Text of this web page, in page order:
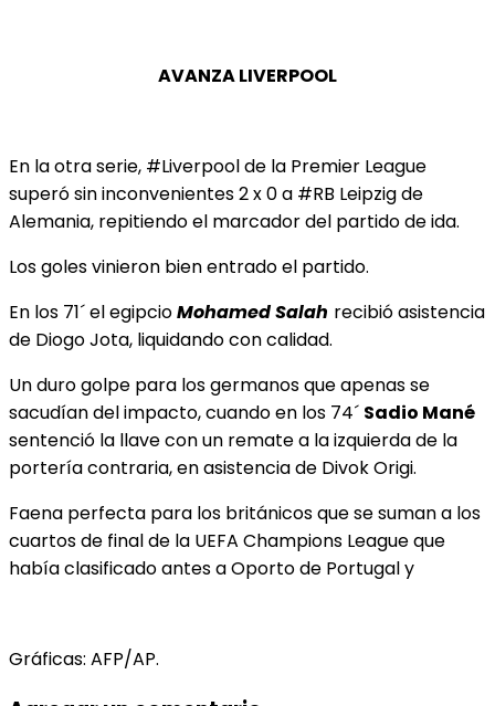
AVANZA LIVERPOOL
En la otra serie, #Liverpool de la Premier League
superó sin inconvenientes 2 x 0 a #RB Leipzig de
Alemania, repitiendo el marcador del partido de ida.
Los goles vinieron bien entrado el partido.
En los 71´ el egipcioMohamed Salah recibió asistencia
de Diogo Jota, liquidando con calidad.
Un duro golpe para los germanos que apenas se
sacudían del impacto, cuando en los 74´ Sadio Mané
sentenció la llave con un remate a la izquierda de la
portería contraria, en asistencia de Divok Origi.
Faena perfecta para los británicos que se suman a los
cuartos de final de la UEFA Champions League que
había clasificado antes a Oporto de Portugal y
Gráficas: AFP/AP.